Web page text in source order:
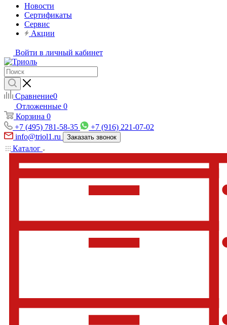
Новости
Сертификаты
Сервис
Акции
Войти в личный кабинет
Сравнение0
Отложенные 0
Корзина 0
+7 (495) 781-58-35
+7 (916) 221-07-02
info@triol1.ru
Заказать звонок
Каталог